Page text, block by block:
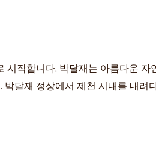
시작합니다. 박달재는 아름다운
박달재 정상에서 제천 시내를 내